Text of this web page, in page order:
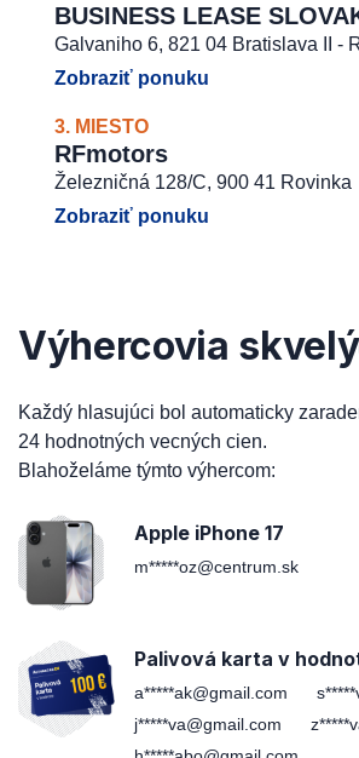
BUSINESS LEASE
Galvaniho 6, 821 04 Bratislava II -
Zobraziť ponuku
3. MIESTO
RFmotors
Železničná 128/C, 900 41 Rovinka
Zobraziť ponuku
Výhercovia
Každý hlasujúci bol automaticky
24 hodnotných vecných cien.
Blahoželáme týmto výhercom:
Apple iPhone 17
m*****oz@centrum.sk
Palivová karta v
a*****ak@gmail.com
j*****va@gmail.com